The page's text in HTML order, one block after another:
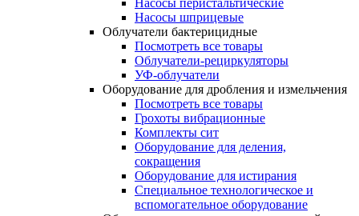
Насосы перистальтические
Насосы шприцевые
Облучатели бактерицидные
Посмотреть все товары
Облучатели-рециркуляторы
УФ-облучатели
Оборудование для дробления и измельчения
Посмотреть все товары
Грохоты вибрационные
Комплекты сит
Оборудование для деления,
сокращения
Оборудование для истирания
Специальное технологическое и
вспомогательное оборудование